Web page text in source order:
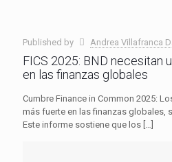
Published by Andrea Villafranca
FICS 2025: BND necesitan
en las finanzas globales
Cumbre Finance in Common 2025:
más fuerte en las finanzas globales,
Este informe sostiene que los […]